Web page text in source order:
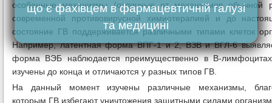
особенные механизмы (отличные от механизмов обычной
современной противовирусной химиотерапией и до
состояние ГВ поддерживается различными типами клеток
Например, латентная форма ВПГ-1 и 2, ВЗВ и ВГЛ-6
форма ВЭБ наблюдается преимущественно в В-
изучены до конца и отличаются у разных типов ГВ.
На данный момент изучены различные механизмы,
которым ГВ избегают уничтожения защитными силами
що є фахівцем в фармацевтичній галузі
та медицині